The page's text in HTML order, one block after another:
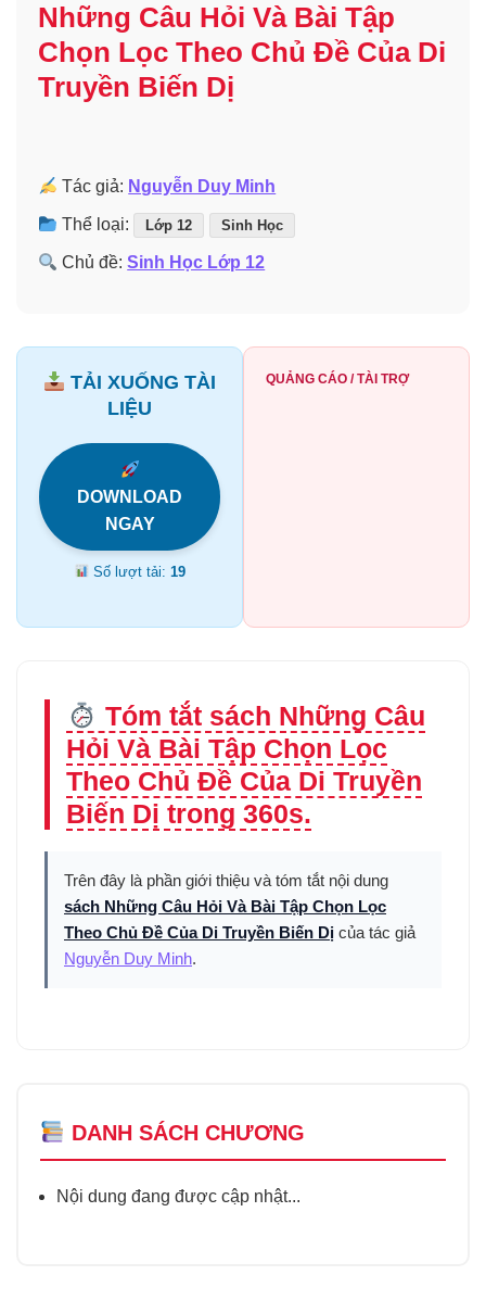
Những Câu Hỏi Và Bài Tập
Chọn Lọc Theo Chủ Đề Của Di
Truyền Biến Dị
Tác giả: Nguyễn Duy Minh
Thể loại: Lớp 12 Sinh Học
Chủ đề:Sinh Học Lớp 12
TẢI XUỐNG TÀI
LIỆU
DOWNLOAD
NGAY
Số lượt tải:19
QUẢNG CÁO / TÀI TRỢ
Tóm tắt sách Những Câu
Hỏi Và Bài Tập Chọn Lọc
Theo Chủ Đề Của Di Truyền
Biến Dị trong 360s.
Trên đây là phần giới thiệu và tóm tắt nội dung
sách Những Câu Hỏi Và Bài Tập Chọn Lọc
Theo Chủ Đề Của Di Truyền Biến Dị của tác giả
Nguyễn Duy Minh.
DANH SÁCH CHƯƠNG
Nội dung đang được cập nhật...